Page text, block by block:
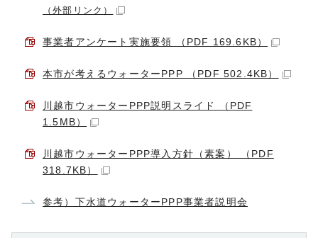
（外部リンク）
事業者アンケート実施要領 （PDF 169.6KB）
本市が考えるウォーターPPP （PDF 502.4KB）
川越市ウォーターPPP説明スライド （PDF
1.5MB）
川越市ウォーターPPP導入方針（素案） （PDF
318.7KB）
参考）下水道ウォーターPPP事業者説明会